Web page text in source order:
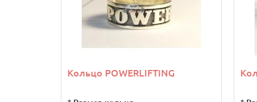
Кольцо POWERLIFTING